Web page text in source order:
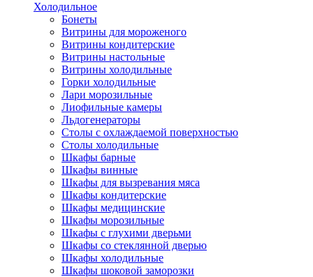
Холодильное
Бонеты
Витрины для мороженого
Витрины кондитерские
Витрины настольные
Витрины холодильные
Горки холодильные
Лари морозильные
Лиофильные камеры
Льдогенераторы
Столы с охлаждаемой поверхностью
Столы холодильные
Шкафы барные
Шкафы винные
Шкафы для вызревания мяса
Шкафы кондитерские
Шкафы медицинские
Шкафы морозильные
Шкафы с глухими дверьми
Шкафы со стеклянной дверью
Шкафы холодильные
Шкафы шоковой заморозки